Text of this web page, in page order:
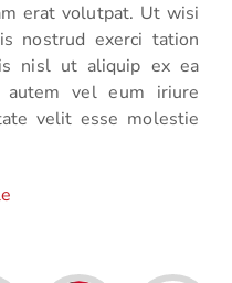
erat volutpat. Ut wisi
nostrud exerci tation
nisl ut aliquip ex ea
autem vel eum iriure
velit esse molestie